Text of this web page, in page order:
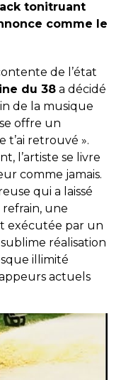
tonitruant
comme le
de l’état
du 38a décidé
de la musique
offre un
t’ai retrouvé ».
l’artiste se livre
comme jamais.
qui a laissé
refrain, une
exécutée par un
réalisation
illimité
actuels